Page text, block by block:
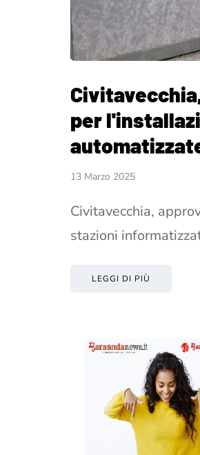
per
13 Marzo 2025
Civitavecchia,
stazioni
LEGGI DI PIÙ